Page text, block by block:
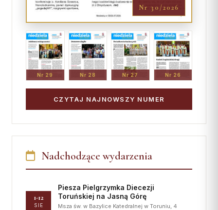
Nr 30/2026
Nr 29 Nr 28 Nr 27 Nr 26
CZYTAJ NAJNOWSZY NUMER
Nadchodzące wydarzenia
1-12
SIE
Piesza Pielgrzymka Diecezji
Toruńskiej na Jasną Górę
Msza św. w Bazylice Katedralnej w Toruniu, 4